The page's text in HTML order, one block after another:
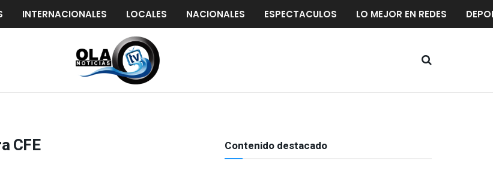
INTERNACIONALES LOCALES NACIONALES ESPECTACULOS LO MEJOR EN REDES
CFE Contenido destacado